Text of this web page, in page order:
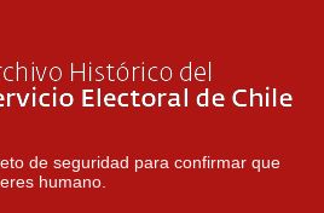
de seguridad para confirmar que
eres humano.